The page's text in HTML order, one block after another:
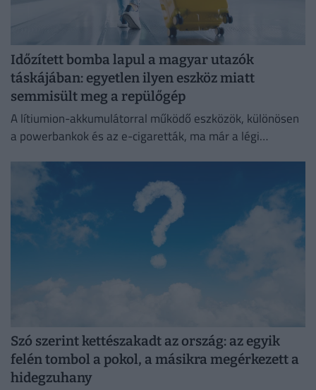
Időzített bomba lapul a magyar utazók
táskájában: egyetlen ilyen eszköz miatt
semmisült meg a repülőgép
A lítiumion-akkumulátorral működő eszközök, különösen
a powerbankok és az e-cigaretták, ma már a légi
jelentik.
Szó szerint kettészakadt az ország: az egyik
felén tombol a pokol, a másikra megérkezett a
hidegzuhany